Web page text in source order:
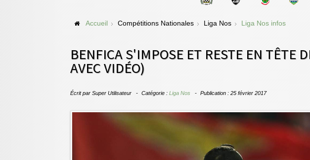
Accueil Compétitions Nationales Liga Nos Liga Nos infos
BENFICA S'IMPOSE ET RESTE EN TÊTE
AVEC VIDÉO)
Écrit par Super Utilisateur Catégorie : Liga Nos Publication : 25 février 2017